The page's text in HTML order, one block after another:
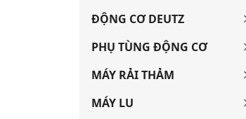
ĐỘNG CƠ DEUTZ
PHỤ TÙNG ĐỘNG CƠ
MÁY RẢI THẢM
MÁY LU